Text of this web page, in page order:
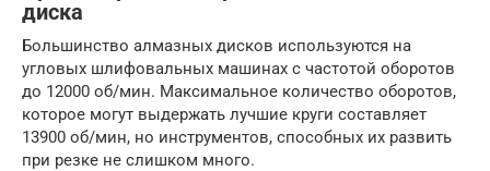
диска
Большинство алмазных дисков используются на
угловых шлифовальных машинах с частотой оборотов
до 12000 об/мин. Максимальное количество оборотов,
которое могут выдержать лучшие круги составляет
13900 об/мин, но инструментов, способных их развить
при резке не слишком много.